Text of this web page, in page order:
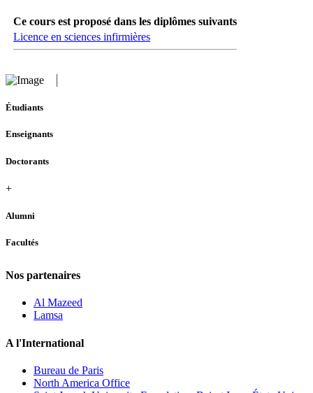
Ce cours est proposé dans les diplômes suivants
Licence en sciences infirmières
Étudiants
Enseignants
Doctorants
+
Alumni
Facultés
Nos partenaires
Al Mazeed
Lamsa
A l'International
Bureau de Paris
North America Office